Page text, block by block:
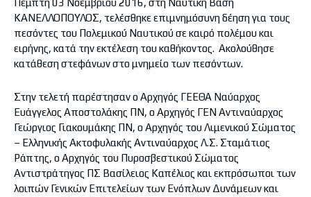
Πέμπτη 03 Νοεμβρίου 2016, στη Ναυτική Βάση
ΚΑΝΕΛΛΟΠΟΥΛΟΣ, τελέσθηκε επιμνημόσυνη δέηση για τους
πεσόντες του Πολεμικού Ναυτικού σε καιρό πολέμου και
ειρήνης, κατά την εκτέλεση του καθήκοντος. Ακολούθησε
κατάθεση στεφάνων στο μνημείο των πεσόντων.
Στην τελετή παρέστησαν o Αρχηγός ΓΕΕΘΑ Ναύαρχος
Ευάγγελος Αποστολάκης ΠΝ, ο Αρχηγός ΓΕΝ Αντιναύαρχος
Γεώργιος Γιακουμάκης ΠΝ, ο Αρχηγός του Λιμενικού Σώματος
– Ελληνικής Ακτοφυλακής Αντιναύαρχος Λ.Σ. Σταμάτιος
Ράπτης, ο Αρχηγός του Πυροσβεστικού Σώματος
Αντιστράτηγος ΠΣ Βασίλειος Καπέλιος και εκπρόσωποι των
λοιπών Γενικών Επιτελείων των Ενόπλων Δυνάμεων και